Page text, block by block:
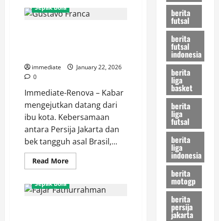
Brasil
di
Jakmania
Siap
Baru
Sepak Bola
immediate
January 22, 2026
0
Immediate-Renova – Kabar
mengejutkan datang dari
ibu kota. Kebersamaan
antara Persija Jakarta dan
bek tangguh asal Brasil,...
Read MoreRead
more
Kasih,
Gustavo
Sepak Bola
berita
futsal
berita
futsal
indonesia
berita
liga
basket
berita
liga
futsal
berita
liga
indonesia
berita
motogp
berita
persija
jakarta